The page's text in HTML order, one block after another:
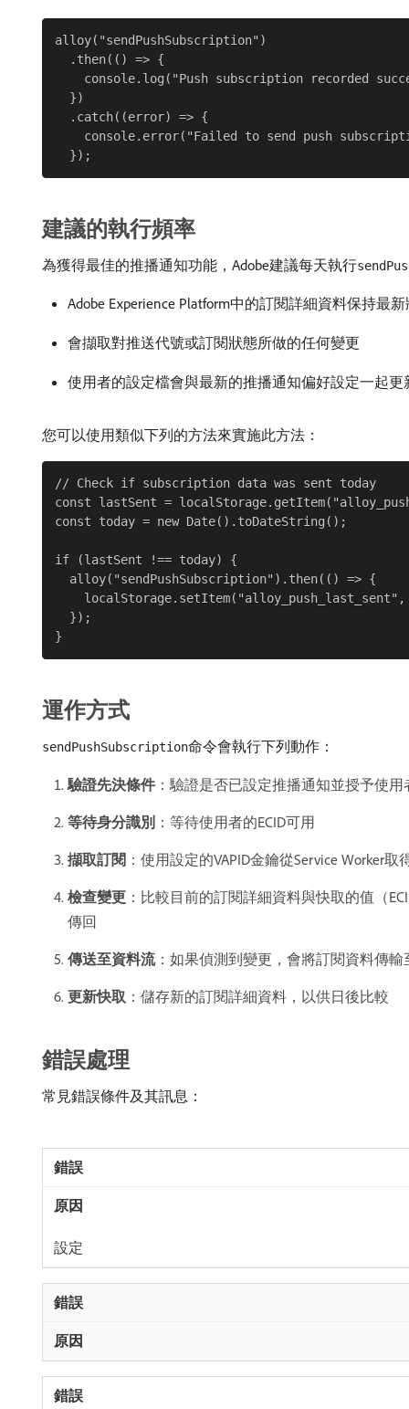
alloy("sendPushSubscription")
  .then(() => {
console.log("Push subscription recorded
  })
  .catch((error) => {
console.error("Failed to send push
建議的執行頻率
為獲得最佳的推播通知功能，Adobe建議每天執行
Adobe Experience Platform中的訂閱詳細資料保持最
會擷取對推送代號或訂閱狀態所做的任何變更
使用者的設定檔會與最新的推播通知偏好設定一起更
您可以使用類似下列的方法來實施此方法：
// Check if subscription data was sent today
const lastSent =
const today = new Date().toDateString();
if (lastSent !== today) {
  alloy("sendPushSubscription").then(() => {
localStorage.setItem("alloy_push_last_sent",
  });
運作方式
sendPushSubscription命令會執行下列動作：
驗證先決條件 ：驗證是否已設定推播通知並授予使用
等待身分識別 ：等待使用者的ECID可用
擷取訂閱 ：使用設定的VAPID金鑰從Service Worker
檢查變更 ：比較目前的訂閱詳細資料與快取的值（
傳回
傳送至資料流：如果偵測到變更，會將訂閱資料傳輸
更新快取 ：儲存新的訂閱詳細資料，以供日後比較
錯誤處理
常見錯誤條件及其訊息：
設定